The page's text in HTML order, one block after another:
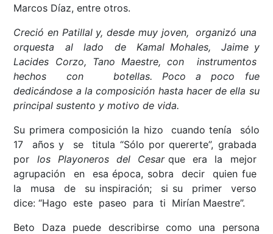
Marcos Díaz, entre otros.
Creció en Patillal y, desde muy joven, organizó una
orquesta al lado de Kamal Mohales, Jaime y
Lacides Corzo, Tano Maestre, con instrumentos
hechos con botellas. Poco a poco fue
dedicándose a la composición hasta hacer de ella su
principal sustento y motivo de vida.
Su primera composición la hizo cuando tenía sólo
17 años y se titula “Sólo por quererte”, grabada
por
los Playoneros del Cesarque era la mejor
agrupación en esa época, sobra decir quien fue
la musa de su inspiración; si su primer verso
dice: “Hago este paseo para ti Mirían Maestre”.
Beto Daza puede describirse como una persona